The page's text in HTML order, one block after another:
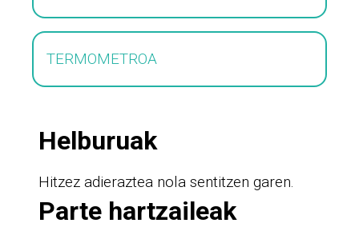
TERMOMETROA
Helburuak
Hitzez adieraztea nola sentitzen garen.
Parte hartzaileak